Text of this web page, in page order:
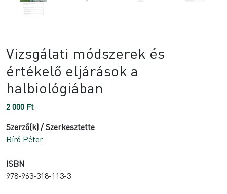
Vizsgálati módszerek és
értékelő eljárások a
halbiológiában
2 000 Ft
Szerző(k) / Szerkesztette
Bíró Péter
ISBN
978-963-318-113-3